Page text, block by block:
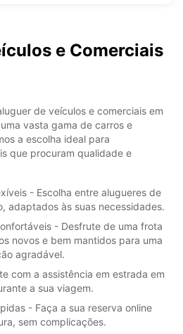
e Comerciais
de veículos e comerciais em
vasta gama de carros e
a escolha ideal para
que procuram qualidade e
- Escolha entre alugueres de
adaptados às suas necessidades.
- Desfrute de uma frota
novos e bem mantidos para uma
agradável.
com a assistência em estrada em
a sua viagem.
- Faça a sua reserva online
sem complicações.